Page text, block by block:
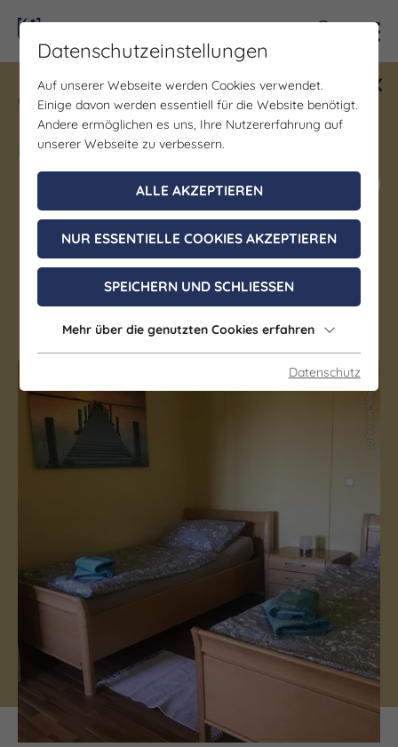
Gewinne ein Blind Date mit Saale-
Unstrut! Teilnahme vom 1.7. - 18.12.
möglich.
Jetzt mitmachen
Pension "Villa Luise"
Bad Dürrenberg
(c) Pension "Villa Luise"
Datenschutzeinstellungen
Auf unserer Webseite werden Cookies verwendet.
Einige davon werden essentiell für die Website benötigt.
Andere ermöglichen es uns, Ihre Nutzererfahrung auf
unserer Webseite zu verbessern.
ALLE AKZEPTIEREN
NUR ESSENTIELLE COOKIES AKZEPTIEREN
SPEICHERN UND SCHLIESSEN
Mehr über die genutzten Cookies erfahren
Datenschutz